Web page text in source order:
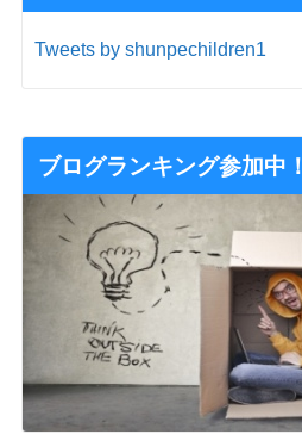
Tweets by shunpechildren1
ブログランキング参加中！